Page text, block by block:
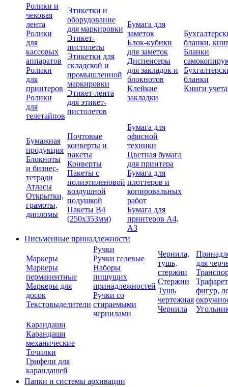
Ролики и
чековая
лента
Ролики
для
кассовых
аппаратов
Ролики
для
принтеров
Ролики
для
телетайпов
Этикетки и
оборудование
для маркировки
Этикет-
пистолеты
Этикетки для
складской и
промышленной
маркировки
Этикет-лента
для этикет-
пистолетов
Бумага для
заметок
Блок-кубики
для заметок
Диспенсеры
для закладок и
блокнотов
Клейкие
закладки
бланки,
Бланки
бланки
Книги учета
Бумажная
продукция
Блокноты
и бизнес-
тетради
Атласы
Открытки,
грамоты,
дипломы
Почтовые
конверты и
пакеты
Конверты
Пакеты с
полиэтиленовой
воздушной
подушкой
Пакеты В4
(250х353мм)
Бумага для
офисной
техники
Цветная бумага
для принтера
Бумага для
плоттеров и
копировальных
работ
Бумага для
принтеров А4,
А3
Письменные принадлежности
Маркеры
Маркеры
перманентные
Маркеры для
досок
Текстовыделители
Ручки
Ручки гелевые
Наборы
пишущих
принадлежностей
Ручки со
стираемыми
чернилами
Чернила,
тушь,
стержни
Стержни
Тушь
чертежная
Чернила
для
фигур,
Карандаши
Карандаши
механические
Точилки
Грифели для
карандашей
Папки и системы архивации